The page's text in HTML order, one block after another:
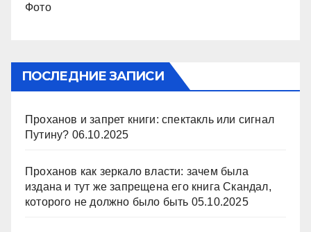
Фото
ПОСЛЕДНИЕ ЗАПИСИ
Проханов и запрет книги: спектакль или сигнал
Путину? 06.10.2025
Проханов как зеркало власти: зачем была
издана и тут же запрещена его книга Скандал,
которого не должно было быть 05.10.2025